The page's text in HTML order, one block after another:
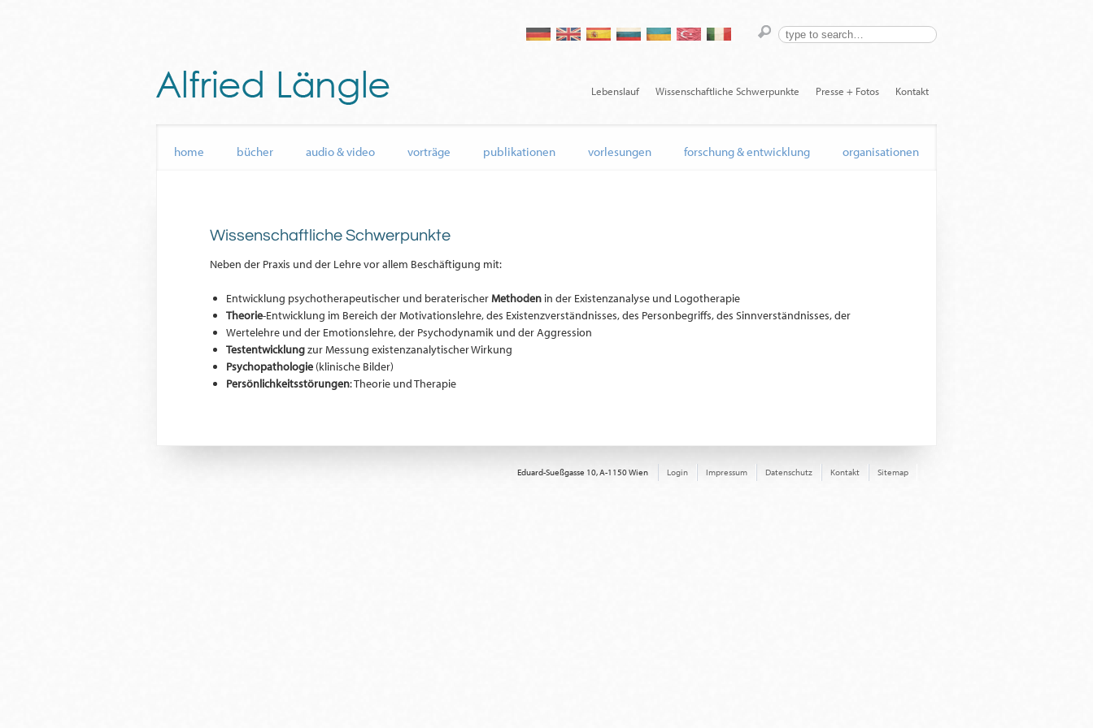
Lebenslauf Wissenschaftliche Schwerpunkte Presse + Fotos Kontakt
home bücher audio & video vorträge publikationen vorlesungen forschung & entwicklung organisationen
Wissenschaftliche Schwerpunkte
Neben der Praxis und der Lehre vor allem Beschäftigung mit:
Entwicklung psychotherapeutischer und beraterischerMethoden in der Existenzanalyse und Logotherapie
Theorie-Entwicklung im Bereich der Motivationslehre, des Existenzverständnisses, des Personbegriffs, des Sinnverständnisses, der
Wertelehre und der Emotionslehre, der Psychodynamik und der Aggression
Testentwicklungzur Messung existenzanalytischer Wirkung
Psychopathologie (klinische Bilder)
Persönlichkeitsstörungen: Theorie und Therapie
Eduard-Sueßgasse 10, A-1150 Wien Login Impressum Datenschutz Kontakt Sitemap